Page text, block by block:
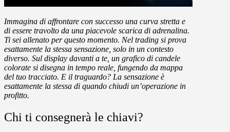
Immagina di affrontare con successo una curva stretta e
di essere travolto da una piacevole scarica di adrenalina.
Ti sei allenato per questo momento. Nel trading si prova
esattamente la stessa sensazione, solo in un contesto
diverso. Sul display davanti a te, un grafico di candele
colorate si disegna in tempo reale, fungendo da mappa
del tuo tracciato. E il traguardo? La sensazione è
esattamente la stessa di quando chiudi un’operazione in
profitto.
Chi ti consegnerà le chiavi?